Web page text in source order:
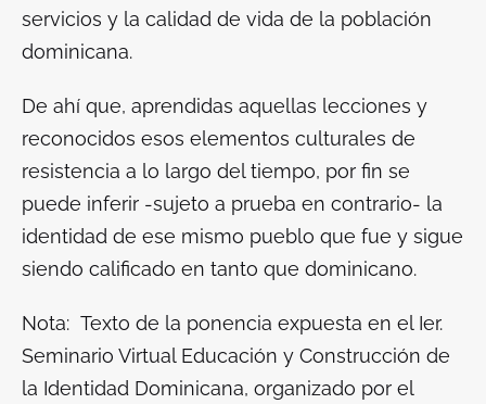
servicios y la calidad de vida de la población
dominicana.
De ahí que, aprendidas aquellas lecciones y
reconocidos esos elementos culturales de
resistencia a lo largo del tiempo, por fin se
puede inferir -sujeto a prueba en contrario- la
identidad de ese mismo pueblo que fue y sigue
siendo calificado en tanto que dominicano.
Nota: Texto de la ponencia expuesta en el Ier.
Seminario Virtual Educación y Construcción de
la Identidad Dominicana, organizado por el